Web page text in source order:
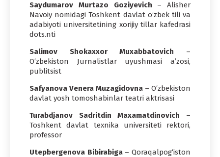
Saydumarov Murtazo Goziyevich – Alisher
Navoiy nomidagi Toshkent davlat o‘zbek tili va
adabiyoti universitetining xorijiy tillar kafedrasi
dots.nti
Salimov Shokaxxor Muxabbatovich –
O‘zbekiston Jurnalistlar uyushmasi a’zosi,
publitsist
Safyanova Venera Muzagidovna – O‘zbekiston
davlat yosh tomoshabinlar teatri aktrisasi
Turabdjanov Sadritdin Maxamatdinovich –
Toshkent davlat texnika universiteti rektori,
professor
Utepbergenova Bibirabiga– Qoraqalpog‘iston